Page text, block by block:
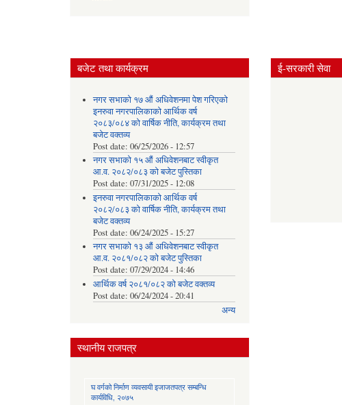
बजेट तथा कार्यक्रम
नगर सभाको १७ औं अधिवेशनमा पेश गरिएको
इनरुवा नगरपालिकाको आर्थिक वर्ष
२०८३/०८४ को वार्षिक नीति, कार्यक्रम तथा
बजेट वक्तव्य
Post date: 06/25/2026 - 12:57
नगर सभाको १५ औं अधिवेशनबाट स्वीकृत
आ.व. २०८२/०८३ को बजेट पुस्तिका
Post date: 07/31/2025 - 12:08
इनरुवा नगरपालिकाको आर्थिक वर्ष
२०८२/०८३ को वार्षिक नीति, कार्यक्रम तथा
बजेट वक्तव्य
Post date: 06/24/2025 - 15:27
नगर सभाको १३ औं अधिवेशनबाट स्वीकृत
आ.व. २०८१/०८२ को बजेट पुस्तिका
Post date: 07/29/2024 - 14:46
आर्थिक वर्ष २०८१/०८२ को बजेट वक्तव्य
Post date: 06/24/2024 - 20:41
अन्य
स्थानीय राजपत्र
घ वर्गको निर्माण व्यवसायी इजाजतपत्र सम्बन्धि
कार्यविधि, २०७५
ई-सरकारी सेवा